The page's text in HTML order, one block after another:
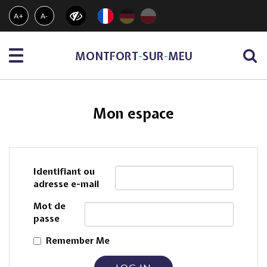
Gestion des traceurs
A+ A-
Menu MONTFORT-SUR-MEU
Mon espace
Identifiant ou
adresse e-mail
Mot de
passe
Remember Me